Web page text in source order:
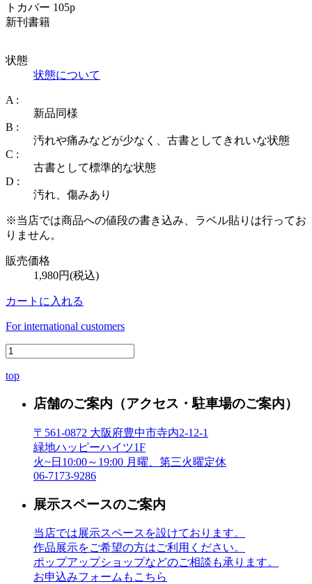
トカバー 105p
新刊書籍
状態
状態について
A :
新品同様
B :
汚れや痛みなどが少なく、古書としてきれいな状態
C :
古書として標準的な状態
D :
汚れ、傷みあり
※当店では商品への値段の書き込み、ラベル貼りは行ってお
りません。
販売価格
1,980円(税込)
カートに入れる
For international customers
top
店舗のご案内 （アクセス・駐車場のご案内）
〒561-0872 大阪府豊中市寺内2-12-1
緑地ハッピーハイツ1F
火~日10:00～19:00 月曜、第三火曜定休
06-7173-9286
展示スペースのご案内
当店では展示スペースを設けております。
作品展示をご希望の方はご利用ください。
ポップアップショップなどのご相談も承ります。
お申込みフォームもこちら